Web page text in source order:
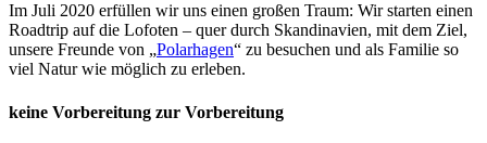
Im Juli 2020 erfüllen wir uns einen großen Traum: Wir starten einen
Roadtrip auf die Lofoten – quer durch Skandinavien, mit dem Ziel,
unsere Freunde von „Polarhagen“ zu besuchen und als Familie so
viel Natur wie möglich zu erleben.
keine Vorbereitung zur Vorbereitung